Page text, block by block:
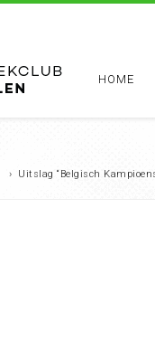
HOME
› Uitslag “Belgisch